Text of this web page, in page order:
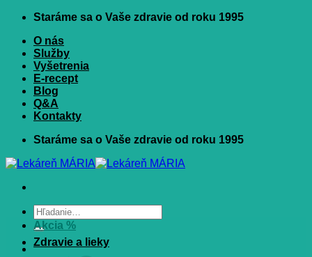
Skip
content
Staráme sa o Vaše zdravie od roku 1995
O nás
Služby
Vyšetrenia
E-recept
Blog
Q&A
Kontakty
Staráme sa o Vaše zdravie od roku 1995
Hľadať:
Akcia %
Zdravie a lieky